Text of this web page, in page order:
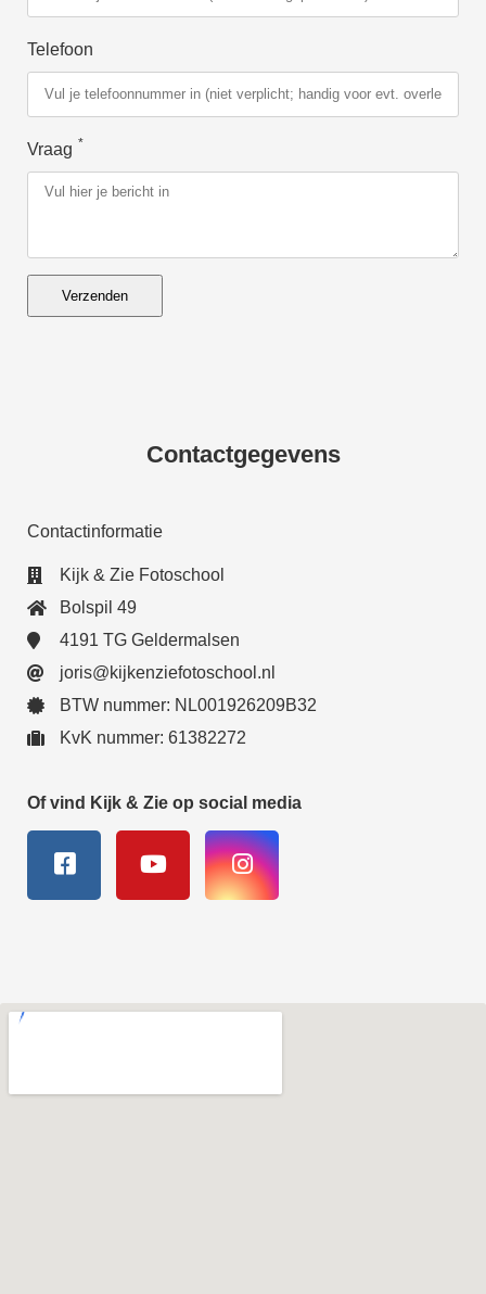
Telefoon
Vraag *
Verzenden
Contactgegevens
Contactinformatie
Kijk & Zie Fotoschool
Bolspil 49
4191 TG Geldermalsen
joris@kijkenziefotoschool.nl
BTW nummer: NL001926209B32
KvK nummer: 61382272
Of vind Kijk & Zie op social media